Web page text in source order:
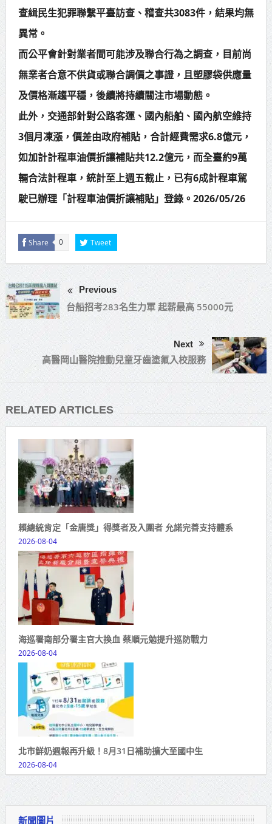
查緝民生犯罪聯繫平臺訪查、稽查共3083件，結果均無
異常。
而公平會針對業者間可能涉及聯合行為之調查，目前尚
無業者合意不供貨或聯合調價之事證，且塑膠袋供應量
及價格漸趨平穩，後續將持續關注市場動態。
此外，交通部針對公路客運、國內船舶、國內航空維持
3個月凍漲，價差由政府補貼，合計經費需求6.8億元，
如加計計程車油價折讓補貼共12.2億元，而全臺約9萬
輛合法計程車，統計至上週五截止，已有6成計程車駕
駛已辦理「計程車油價折讓補貼」登錄。2026/05/26
Share 0 Tweet
Previous
台船招考283名生力軍 起薪最高 55000元
Next
高醫岡山醫院推動兒童牙齒塗氟入校服務
RELATED ARTICLES
賴總統肯定「金唐獎」得獎者及入圍者 允諾完善支持體系
2026-08-04
海巡署南部分署主官大換血 蔡順元勉提升巡防戰力
2026-08-04
北市鮮奶週報再升級！8月31日補助擴大至國中生
2026-08-04
新聞圖片